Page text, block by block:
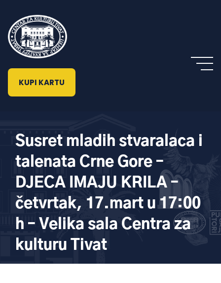
KUPI KARTU
Susret mladih stvaralaca i
talenata Crne Gore –
DJECA IMAJU KRILA –
četvrtak, 17.mart u 17:00
h – Velika sala Centra za
kulturu Tivat